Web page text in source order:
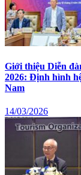
Giới thiệu Diễn
2026: Định hình
Nam
14/03/2026